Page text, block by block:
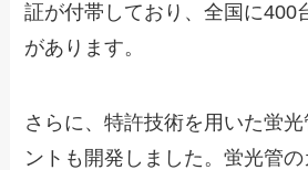
証が付帯しており、全国に400
があります。
さらに、特許技術を用いた蛍
ントも開発しました。蛍光管